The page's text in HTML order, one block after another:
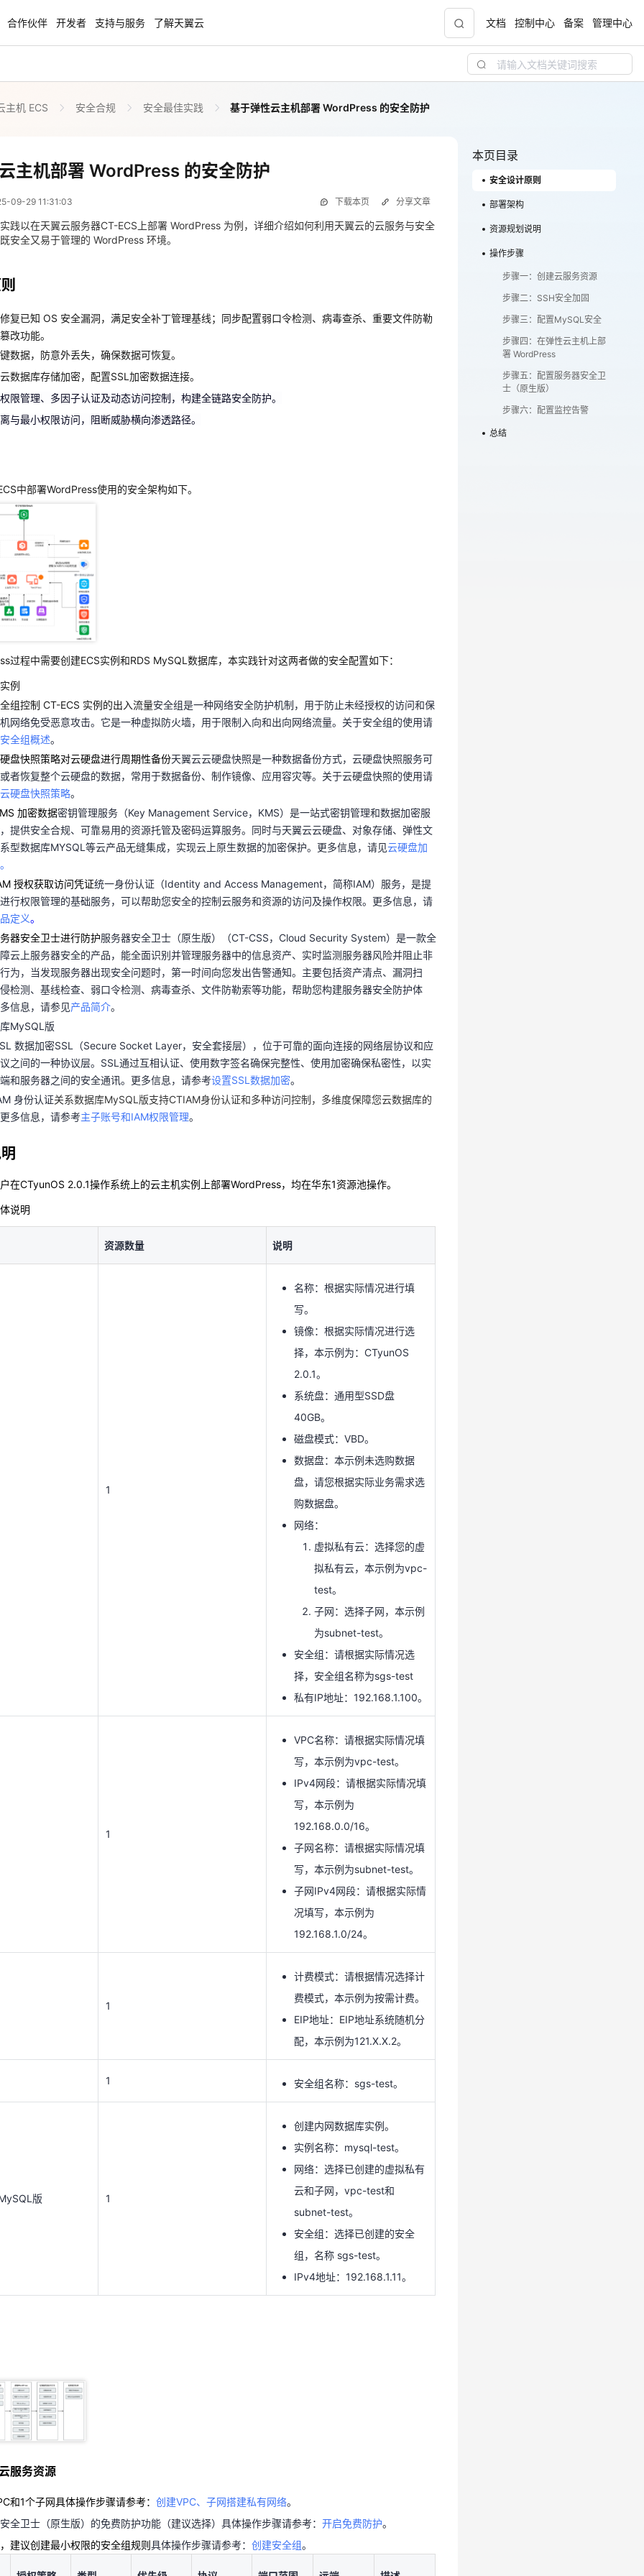
NEW 聚力AI赋能 天翼云大模型专项 青云志云端助力计划
案
出海，通达全球！
天翼云信创专区
“一云多芯、一云多态”,国产化软件全面适配，
国产操作系统及硬件芯片支持丰富
国家云助力中小企业腾飞，高额上云补贴重磅
上线
HOT
用，快来开启云上之旅
天翼云用户体验官
您的洞察，重塑科技边界
合作伙伴 开发者 支持与服务 了解天翼云 文档 控制中心 备案 管理中心
主机 ECS 安全合规 安全最佳实践 基于弹性云主机部署 WordPress 的安全防护
主机部署 WordPress 的安全防护
09-29 11:31:03 下载本页
基于弹性云主机部署 WordPress 的安全防护
03:31:03
数据，防意外丢失，确保数据可恢复。
数据库存储加密，配置SSL加密数据连接。
限管理、多因子认证及动态访问控制，构建全链路安全防护。
与最小权限访问，阻断威胁横向渗透路径。
中部署WordPress使用的安全架构如下。
过程中需要创建ECS实例和RDS MySQL数据库，本实践针对这两者做的安全配置如下：
实例
全组控制 CT-ECS 实例的出入流量
网络免受恶意攻击。它是一种虚拟防火墙，用于限制入向和出向网络流量。关于安全组的使用请
盘快照策略对云硬盘进行周期性备份
者恢复整个云硬盘的数据，常用于数据备份、制作镜像、应用容灾等。关于云硬盘快照的使用请
云硬盘快照策略。
加密数据
提供安全合规、可靠易用的资源托管及密码运算服务。同时与天翼云云硬盘、对象存储、弹性文
型数据库MYSQL等云产品无缝集成，实现云上原生数据的加密保护。更多信息，请见云硬盘加
授权获取访问凭证统一身份认证（Identity and Access Management，简称IAM）服务，是提
行权限管理的基础服务，可以帮助您安全的控制云服务和资源的访问及操作权限。更多信息，请
定义。
器安全卫士进行防护
云上服务器安全的产品，能全面识别并管理服务器中的信息资产、实时监测服务器风险并阻止非
为，当发现服务器出现安全问题时，第一时间向您发出告警通知。主要包括资产清点、漏洞扫
检测、基线检查、弱口令检测、病毒查杀、文件防勒索等功能，帮助您构建服务器安全防护体
信息，请参见产品简介。
库MySQL版
数据加密SSL（Secure Socket Layer，安全套接层），位于可靠的面向连接的网络层协议和应
之间的一种协议层。SSL通过互相认证、使用数字签名确保完整性、使用加密确保私密性，以实
和服务器之间的安全通讯。更多信息，请参考
身份认证
更多信息，请参考主子账号和IAM权限管理 。
明
户在CTyunOS 2.0.1操作系统上的云主机实例上部署WordPress，均在华东1资源池操作。
说明
写。
2.0.1。
系统盘：通用型SSD盘
40GB。
磁盘模式：VBD。
数据盘：本示例未选购数据
盘，请您根据实际业务需求选
购数据盘。
网络：
虚拟私有云：选择您的虚
拟私有云，本示例为vpc-
test。
子网：选择子网，本示例
为subnet-test。
安全组：请根据实际情况选
择，安全组名称为sgs-test
私有IP地址：192.168.1.100。
VPC名称：请根据实际情况填
写，本示例为vpc-test。
IPv4网段：请根据实际情况填
192.168.0.0/16。
子网名称：请根据实际情况填
写，本示例为subnet-test。
子网IPv4网段：请根据实际情
况填写，本示例为
192.168.1.0/24。
计费模式：请根据情况选择计
费模式，本示例为按需计费。
EIP地址：EIP地址系统随机分
1 安全组名称：sgs-test。
创建内网数据库实例。
网络：选择已创建的虚拟私有
subnet-test。
安全组：选择已创建的安全
组，名称 sgs-test。
IPv4地址：192.168.1.11。
服务资源
和1个子网具体操作步骤请参考：
安全卫士（原生版）的免费防护功能（建议选择）具体操作步骤请参考：
授权策略
组内ECS
的
分享文章
践以在天翼云服务器CT-ECS上部署 WordPress 为例，详细介绍如何利用天翼云的云服务与安全
安全又易于管理的 WordPress 环境。
复已知 OS 安全漏洞，满足安全补丁管理基线；同步配置弱口令检测、病毒查杀、重要文件防勒
改功能。
数据，防意外丢失，确保数据可恢复。
数据库存储加密，配置SSL加密数据连接。
限管理、多因子认证及动态访问控制，构建全链路安全防护。
与最小权限访问，阻断威胁横向渗透路径。
中部署WordPress使用的安全架构如下。
过程中需要创建ECS实例和RDS MySQL数据库，本实践针对这两者做的安全配置如下：
例
组控制 CT-ECS 实例的出入流量安全组是一种网络安全防护机制，用于防止未经授权的访问和保
网络免受恶意攻击。它是一种虚拟防火墙，用于限制入向和出向网络流量。关于安全组的使用请
安全组概述。
盘快照策略对云硬盘进行周期性备份天翼云云硬盘快照是一种数据备份方式，云硬盘快照服务可
者恢复整个云硬盘的数据，常用于数据备份、制作镜像、应用容灾等。关于云硬盘快照的使用请
云硬盘快照策略。
加密数据密钥管理服务（Key Management Service，KMS）是一站式密钥管理和数据加密服
提供安全合规、可靠易用的资源托管及密码运算服务。同时与天翼云云硬盘、对象存储、弹性文
型数据库MYSQL等云产品无缝集成，实现云上原生数据的加密保护。更多信息，请见云硬盘加
授权获取访问凭证统一身份认证（Identity and Access Management，简称IAM）服务，是提
行权限管理的基础服务，可以帮助您安全的控制云服务和资源的访问及操作权限。更多信息，请
定义。
器安全卫士进行防护服务器安全卫士（原生版）（CT-CSS，Cloud Security System）是一款全
云上服务器安全的产品，能全面识别并管理服务器中的信息资产、实时监测服务器风险并阻止非
为，当发现服务器出现安全问题时，第一时间向您发出告警通知。主要包括资产清点、漏洞扫
检测、基线检查、弱口令检测、病毒查杀、文件防勒索等功能，帮助您构建服务器安全防护体
信息，请参见产品简介。
MySQL版
数据加密SSL（Secure Socket Layer，安全套接层），位于可靠的面向连接的网络层协议和应
之间的一种协议层。SSL通过互相认证、使用数字签名确保完整性、使用加密确保私密性，以实
和服务器之间的安全通讯。更多信息，请参考设置SSL数据加密。
身份认证关系数据库MySQL版支持CTIAM身份认证和多种访问控制，多维度保障您云数据库的
更多信息，请参考主子账号和IAM权限管理。
在CTyunOS 2.0.1操作系统上的云主机实例上部署WordPress，均在华东1资源池操作。
说明
资源数量 说明
1
名称：根据实际情况进行填
写。
镜像：根据实际情况进行选
择，本示例为：CTyunOS
2.0.1。
系统盘：通用型SSD盘
40GB。
磁盘模式：VBD。
数据盘：本示例未选购数据
盘，请您根据实际业务需求选
购数据盘。
网络：
虚拟私有云：选择您的虚
拟私有云，本示例为vpc-
test。
子网：选择子网，本示例
为subnet-test。
安全组：请根据实际情况选
择，安全组名称为sgs-test
私有IP地址：192.168.1.100。
1
VPC名称：请根据实际情况填
写，本示例为vpc-test。
IPv4网段：请根据实际情况填
写，本示例为
192.168.0.0/16。
子网名称：请根据实际情况填
写，本示例为subnet-test。
子网IPv4网段：请根据实际情
况填写，本示例为
192.168.1.0/24。
1
计费模式：请根据情况选择计
费模式，本示例为按需计费。
EIP地址：EIP地址系统随机分
配，本示例为121.X.X.2。
1 安全组名称：sgs-test。
版 1
创建内网数据库实例。
实例名称：mysql-test。
网络：选择已创建的虚拟私有
云和子网，vpc-test和
subnet-test。
安全组：选择已创建的安全
组，名称 sgs-test。
IPv4地址：192.168.1.11。
服务资源
和1个子网具体操作步骤请参考： 创建VPC、子网搭建私有网络。
全卫士（原生版）的免费防护功能（建议选择）具体操作步骤请参考： 开启免费防护。
建议创建最小权限的安全组规则具体操作步骤请参考： 创建安全组。
本页目录
安全设计原则
部署架构
资源规划说明
操作步骤
步骤一：创建云服务资源
步骤二：SSH安全加固
步骤三：配置MySQL安全
步骤四：在弹性云主机上部
署 WordPress
步骤五：配置服务器安全卫
士（原生版）
步骤六：配置监控告警
总结